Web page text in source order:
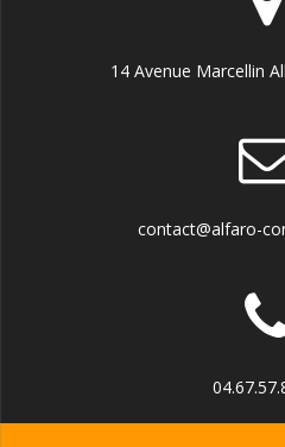
14 Avenue Marcellin
contact@alfaro-